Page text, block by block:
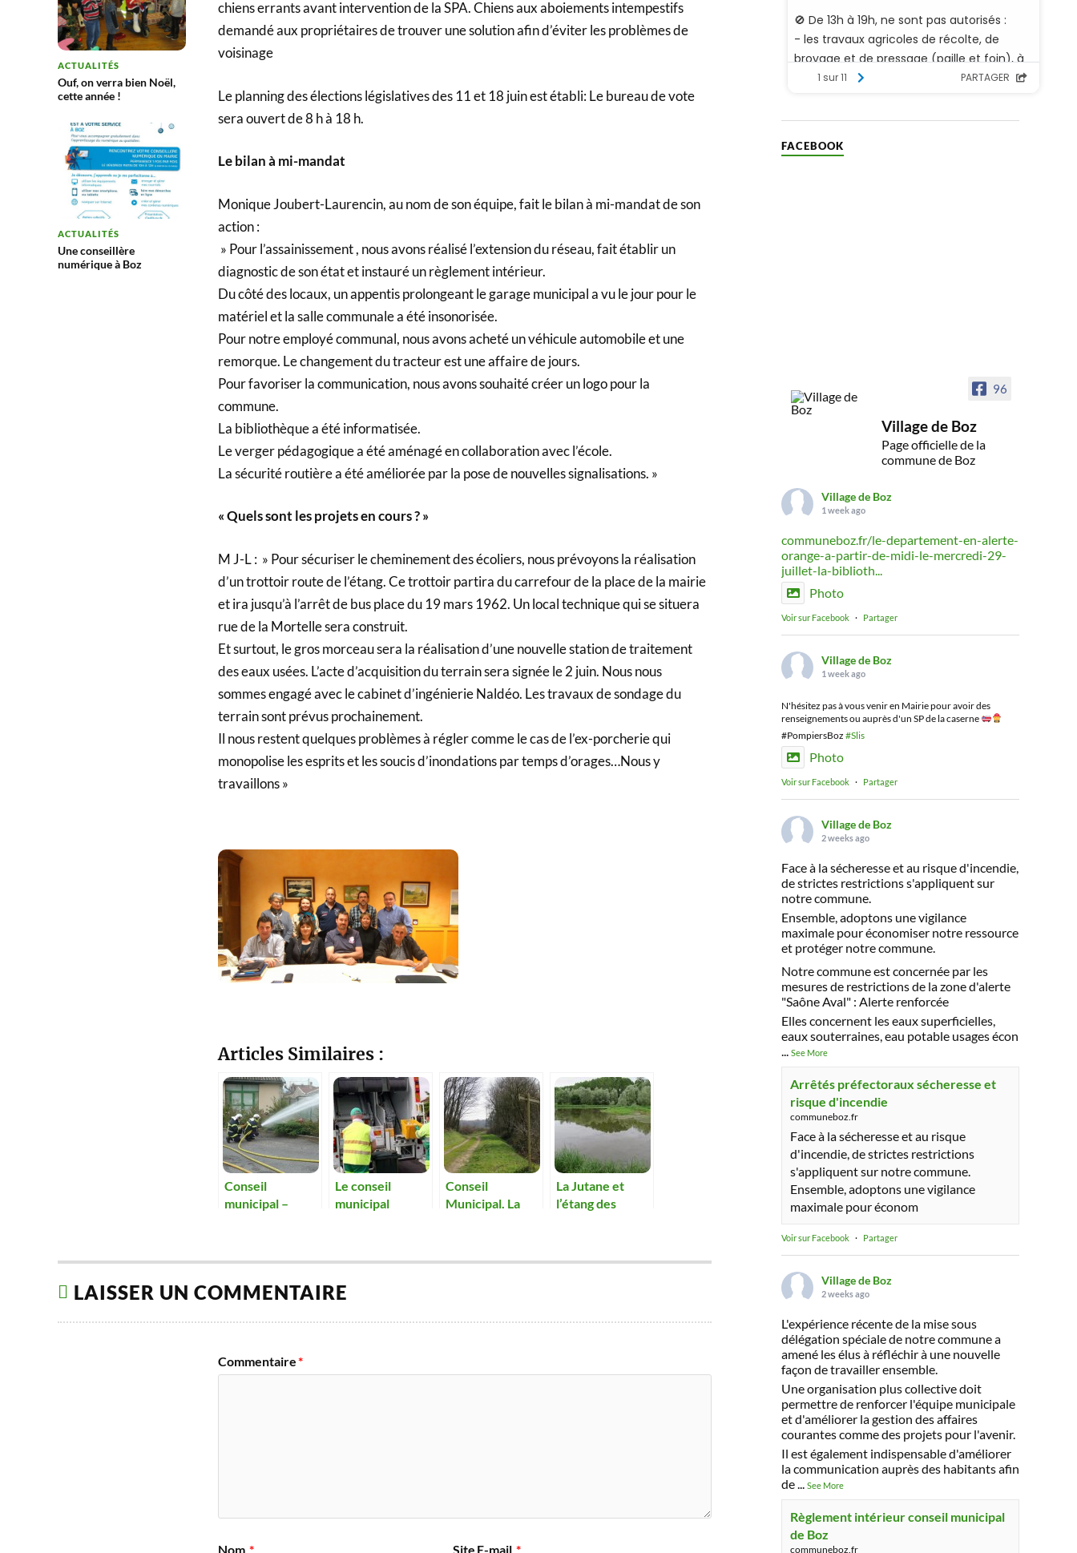
ACTUALITÉS
Ouf, on verra bien Noël,
cette année !
ACTUALITÉS
Une conseillère
numérique à Boz
chiens errants avant intervention de la SPA. Chiens aux aboiements intempestifs
demandé aux propriétaires de trouver une solution afin d’éviter les problèmes de
voisinage
Le planning des élections législatives des 11 et 18 juin est établi: Le bureau de vote
sera ouvert de 8 h à 18 h.
Le bilan à mi-mandat
Monique Joubert-Laurencin, au nom de son équipe, fait le bilan à mi-mandat de son
action :
» Pour l’assainissement , nous avons réalisé l’extension du réseau, fait établir un
diagnostic de son état et instauré un règlement intérieur.
Du côté des locaux, un appentis prolongeant le garage municipal a vu le jour pour le
matériel et la salle communale a été insonorisée.
Pour notre employé communal, nous avons acheté un véhicule automobile et une
remorque. Le changement du tracteur est une affaire de jours.
Pour favoriser la communication, nous avons souhaité créer un logo pour la
commune.
La bibliothèque a été informatisée.
Le verger pédagogique a été aménagé en collaboration avec l’école.
La sécurité routière a été améliorée par la pose de nouvelles signalisations. »
« Quels sont les projets en cours ? »
M J-L : » Pour sécuriser le cheminement des écoliers, nous prévoyons la réalisation
d’un trottoir route de l’étang. Ce trottoir partira du carrefour de la place de la mairie
et ira jusqu’à l’arrêt de bus place du 19 mars 1962. Un local technique qui se situera
rue de la Mortelle sera construit.
Et surtout, le gros morceau sera la réalisation d’une nouvelle station de traitement
des eaux usées. L’acte d’acquisition du terrain sera signée le 2 juin. Nous nous
sommes engagé avec le cabinet d’ingénierie Naldéo. Les travaux de sondage du
terrain sont prévus prochainement.
Il nous restent quelques problèmes à régler comme le cas de l’ex-porcherie qui
monopolise les esprits et les soucis d’inondations par temps d’orages…Nous y
travaillons »
Articles Similaires :
Conseil
municipal –
Le conseil
municipal
déchets.
Conseil
Municipal. La
La Jutane et
l’étang des
LAISSER UN COMMENTAIRE
Commentaire*
Nom * E-mail *
Site
FACEBOOK
96
Village de Boz
Page officielle de la
commune de Boz
Village de Boz
1 week ago
communeboz.fr/le-departement-en-alerte-
orange-a-partir-de-midi-le-mercredi-29-
juillet-la-biblioth...
Photo
Voir sur Facebook · Partager
Village de Boz
1 week ago
N'hésitez pas à vous venir en Mairie pour avoir des
renseignements ou auprès d'un SP de la caserne
#PompiersBoz #Slis
Photo
Voir sur Facebook · Partager
Village de Boz
2 weeks ago
Face à la sécheresse et au risque d'incendie,
de strictes restrictions s'appliquent sur
notre commune.
Ensemble, adoptons une vigilance
maximale pour économiser notre ressource
et protéger notre commune.
Notre commune est concernée par les
mesures de restrictions de la zone d'alerte
"Saône Aval" : Alerte renforcée
Elles concernent les eaux superficielles,
eaux souterraines, eau potable usages écon
... See More
Arrêtés préfectoraux sécheresse et
risque d'incendie
communeboz.fr
Face à la sécheresse et au risque
d'incendie, de strictes restrictions
s'appliquent sur notre commune.
Ensemble, adoptons une vigilance
maximale pour économ
Voir sur Facebook · Partager
Village de Boz
2 weeks ago
L'expérience récente de la mise sous
délégation spéciale de notre commune a
amené les élus à réfléchir à une nouvelle
façon de travailler ensemble.
Une organisation plus collective doit
permettre de renforcer l'équipe municipale
et d'améliorer la gestion des affaires
courantes comme des projets pour l'avenir.
Il est également indispensable d'améliorer
la communication auprès des habitants afin
de... See More
Règlement intérieur conseil municipal
de Boz
communeboz.fr